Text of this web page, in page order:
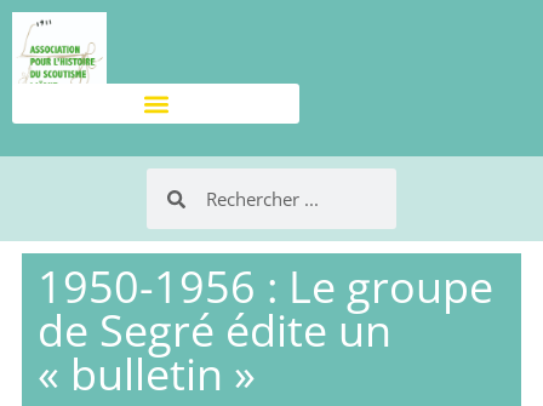
1950-1956 : Le groupe
de Segré édite un
« bulletin »